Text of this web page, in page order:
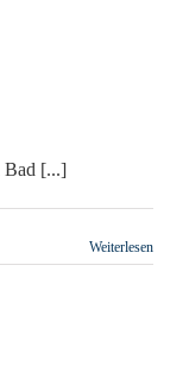
Bad [...]
Weiterlesen